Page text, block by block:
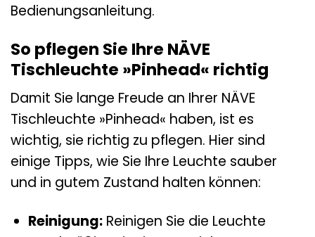
Bedienungsanleitung.
So pflegen Sie Ihre NÄVE
Tischleuchte »Pinhead« richtig
Damit Sie lange Freude an Ihrer NÄVE
Tischleuchte »Pinhead« haben, ist es
wichtig, sie richtig zu pflegen. Hier sind
einige Tipps, wie Sie Ihre Leuchte sauber
und in gutem Zustand halten können:
Reinigung:Reinigen Sie die Leuchte